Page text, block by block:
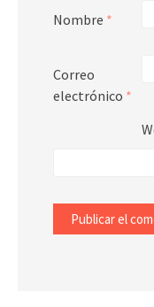
Nombre *
Correo
electrónico *